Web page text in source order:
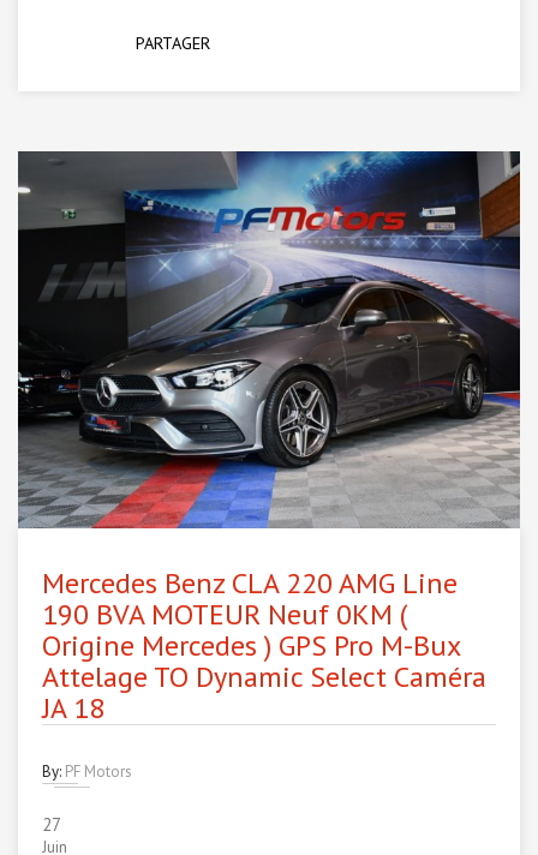
PARTAGER
Mercedes Benz CLA 220 AMG Line
190 BVA MOTEUR Neuf 0KM (
Origine Mercedes ) GPS Pro M-Bux
Attelage TO Dynamic Select Caméra
JA 18
By: PF Motors
27
Juin